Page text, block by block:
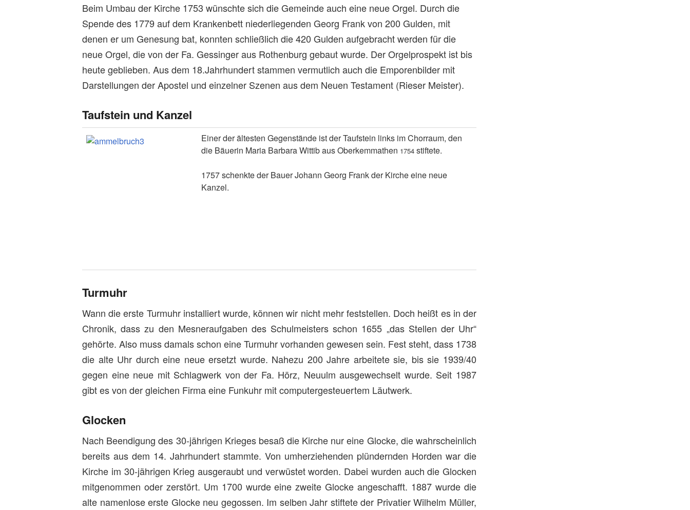
Beim Umbau der Kirche 1753 wünschte sich die Gemeinde auch eine neue Orgel. Durch die
Spende des 1779 auf dem Krankenbett niederliegenden Georg Frank von 200 Gulden, mit
denen er um Genesung bat, konnten schließlich die 420 Gulden aufgebracht werden für die
neue Orgel, die von der Fa. Gessinger aus Rothenburg gebaut wurde. Der Orgelprospekt ist bis
heute geblieben. Aus dem 18.Jahrhundert stammen vermutlich auch die Emporenbilder mit
Darstellungen der Apostel und einzelner Szenen aus dem Neuen Testament (Rieser Meister).
Taufstein und Kanzel
Einer der ältesten Gegenstände ist der Taufstein links im Chorraum, den
die Bäuerin Maria Barbara Wittib aus Oberkemmathen 1754 stiftete.
1757 schenkte der Bauer Johann Georg Frank der Kirche eine neue
Kanzel.
Turmuhr
Wann die erste Turmuhr installiert wurde, können wir nicht mehr feststellen. Doch heißt es in der
Chronik, dass zu den Mesneraufgaben des Schulmeisters schon 1655 „das Stellen der Uhr“
gehörte. Also muss damals schon eine Turmuhr vorhanden gewesen sein. Fest steht, dass 1738
die alte Uhr durch eine neue ersetzt wurde. Nahezu 200 Jahre arbeitete sie, bis sie 1939/40
gegen eine neue mit Schlagwerk von der Fa. Hörz, Neuulm ausgewechselt wurde. Seit 1987
gibt es von der gleichen Firma eine Funkuhr mit computergesteuertem Läutwerk.
Glocken
Nach Beendigung des 30-jährigen Krieges besaß die Kirche nur eine Glocke, die wahrscheinlich
bereits aus dem 14. Jahrhundert stammte. Von umherziehenden plündernden Horden war die
Kirche im 30-jährigen Krieg ausgeraubt und verwüstet worden. Dabei wurden auch die Glocken
mitgenommen oder zerstört. Um 1700 wurde eine zweite Glocke angeschafft. 1887 wurde die
alte namenlose erste Glocke neu gegossen. Im selben Jahr stiftete der Privatier Wilhelm Müller,